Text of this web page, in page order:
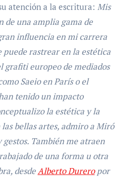
atención a la escritura: Mis
de una amplia gama de
influencia en mi carrera
rastrear en la estética
grafiti europeo de mediados
Saeio en París o el
tenido un impacto
la estética y la
bellas artes, admiro a Miró
gestos. También me atraen
de una forma u otra
desdeAlberto Dureropor